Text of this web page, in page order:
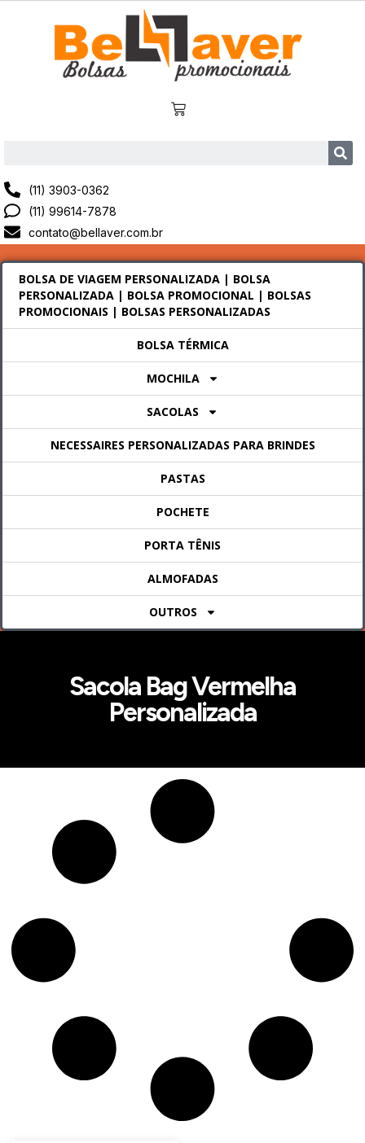
(11) 3903-0362
(11) 99614-7878
contato@bellaver.com.br
BOLSA DE VIAGEM PERSONALIZADA | BOLSA
PERSONALIZADA | BOLSA PROMOCIONAL | BOLSAS
PROMOCIONAIS | BOLSAS PERSONALIZADAS
BOLSA TÉRMICA
MOCHILA
SACOLAS
NECESSAIRES PERSONALIZADAS PARA BRINDES
PASTAS
POCHETE
PORTA TÊNIS
ALMOFADAS
OUTROS
Sacola Bag Vermelha
Personalizada